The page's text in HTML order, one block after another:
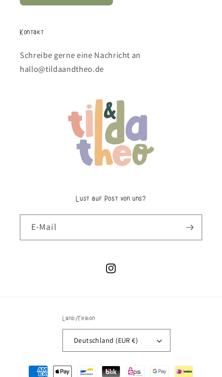
Kontakt
Schreibe gerne eine Nachricht an
hallo@tildaandtheo.de
Lust auf Post von uns?
E-Mail
Instagram
Land/Region
Deutschland (EUR €)
Zahlungsmethoden